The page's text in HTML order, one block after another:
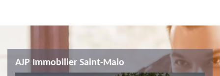
AJP Immobilier Saint-Malo